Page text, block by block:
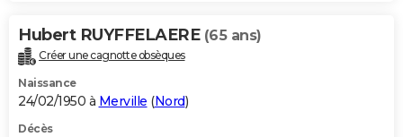
Hubert RUYFFELAERE (65 ans)
Créer une cagnotte obsèques
Naissance
24/02/1950 à Merville (Nord)
Décès